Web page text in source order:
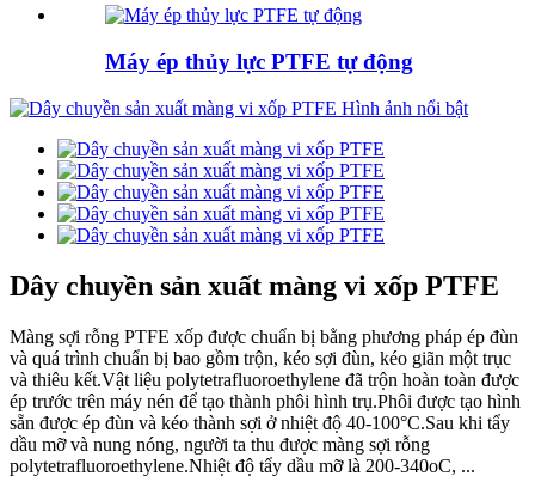
Máy ép thủy lực PTFE tự động
Dây chuyền sản xuất màng vi xốp PTFE
Màng sợi rỗng PTFE xốp được chuẩn bị bằng phương pháp ép đùn
và quá trình chuẩn bị bao gồm trộn, kéo sợi đùn, kéo giãn một trục
và thiêu kết.Vật liệu polytetrafluoroethylene đã trộn hoàn toàn được
ép trước trên máy nén để tạo thành phôi hình trụ.Phôi được tạo hình
sẵn được ép đùn và kéo thành sợi ở nhiệt độ 40-100°C.Sau khi tẩy
dầu mỡ và nung nóng, người ta thu được màng sợi rỗng
polytetrafluoroethylene.Nhiệt độ tẩy dầu mỡ là 200-340oC, ...